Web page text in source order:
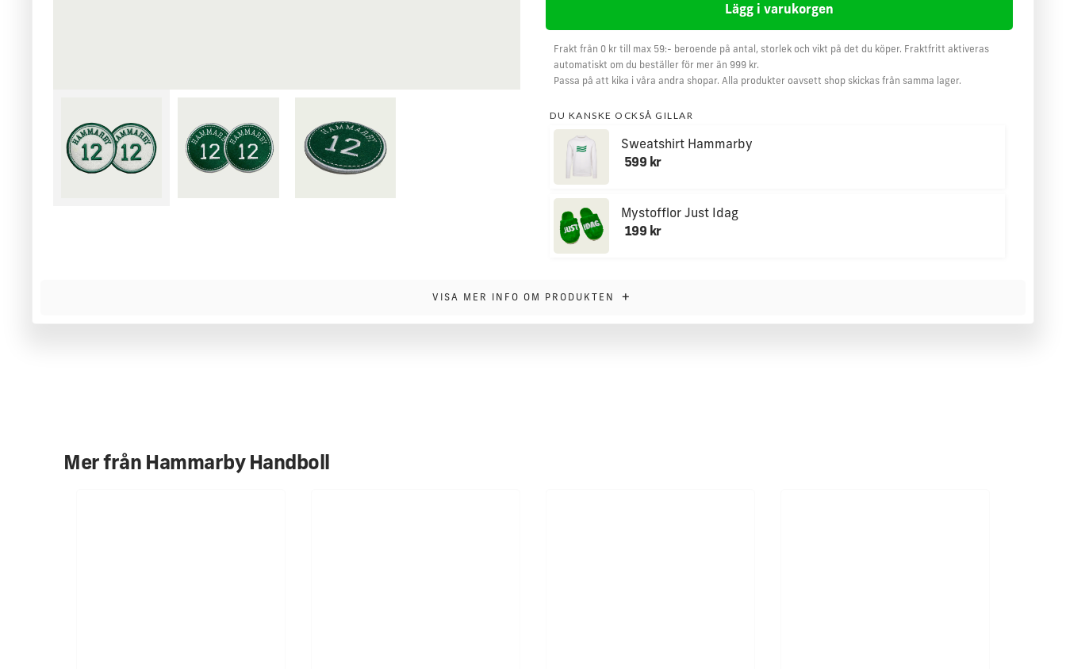
Frakt från 0 kr till max 59:- beroende på antal, storlek och vikt på det du köper. Fraktfritt aktiveras
automatiskt om du beställer för mer än 999 kr.
Passa på att kika i våra andra shopar. Alla produkter oavsett shop skickas från samma lager.
DU KANSKE OCKSÅ GILLAR
Sweatshirt Hammarby
599 kr
Mystofflor Just Idag
199 kr
VISA MER INFO OM PRODUKTEN +
Mer från Hammarby Handboll